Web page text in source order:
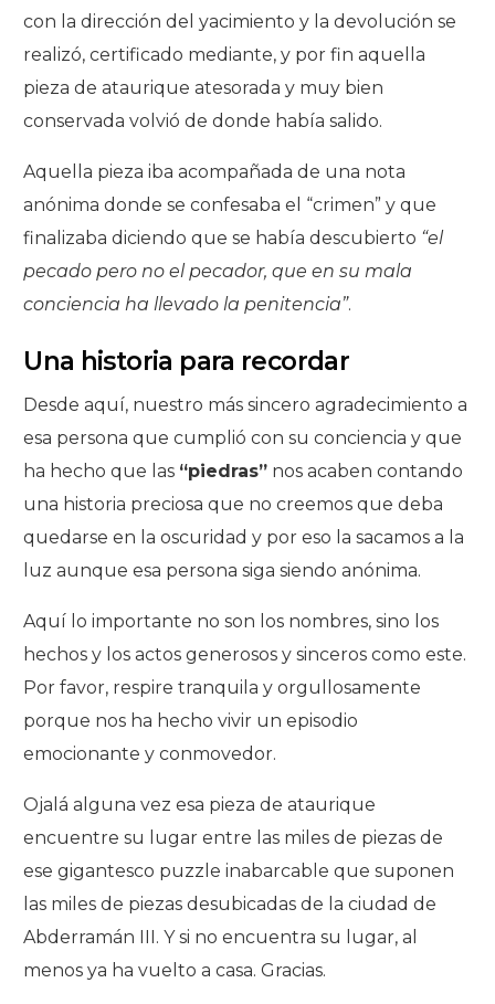
con la dirección del yacimiento y la devolución se
realizó, certificado mediante, y por fin aquella
pieza de ataurique atesorada y muy bien
conservada volvió de donde había salido.
Aquella pieza iba acompañada de una nota
anónima donde se confesaba el “crimen” y que
finalizaba diciendo que se había descubierto “el
pecado pero no el pecador, que en su mala
conciencia ha llevado la penitencia”.
Una historia para recordar
Desde aquí, nuestro más sincero agradecimiento a
esa persona que cumplió con su conciencia y que
ha hecho que las “piedras” nos acaben contando
una historia preciosa que no creemos que deba
quedarse en la oscuridad y por eso la sacamos a la
luz aunque esa persona siga siendo anónima.
Aquí lo importante no son los nombres, sino los
hechos y los actos generosos y sinceros como este.
Por favor, respire tranquila y orgullosamente
porque nos ha hecho vivir un episodio
emocionante y conmovedor.
Ojalá alguna vez esa pieza de ataurique
encuentre su lugar entre las miles de piezas de
ese gigantesco puzzle inabarcable que suponen
las miles de piezas desubicadas de la ciudad de
Abderramán III. Y si no encuentra su lugar, al
menos ya ha vuelto a casa. Gracias.